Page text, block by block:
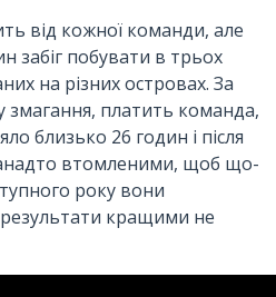
від кожної команди, але
забіг побувати в трьох
на різних островах. За
змагання, платить команда,
близько 26 годин і після
втомленими, щоб що-
року вони
кращими не